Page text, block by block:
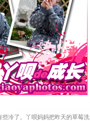
冷了。丫呗妈妈把昨天的草莓洗